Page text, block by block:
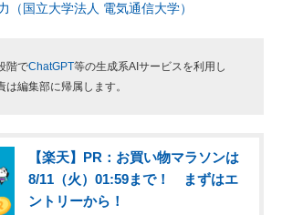
（国立大学法人 電気通信大学）
階でChatGPT等の生成系AIサービスを利用し
編集部に帰属します。
【楽天】PR：お買い物マラソンは
8/11（火）01:59まで！ まずはエ
ントリーから！